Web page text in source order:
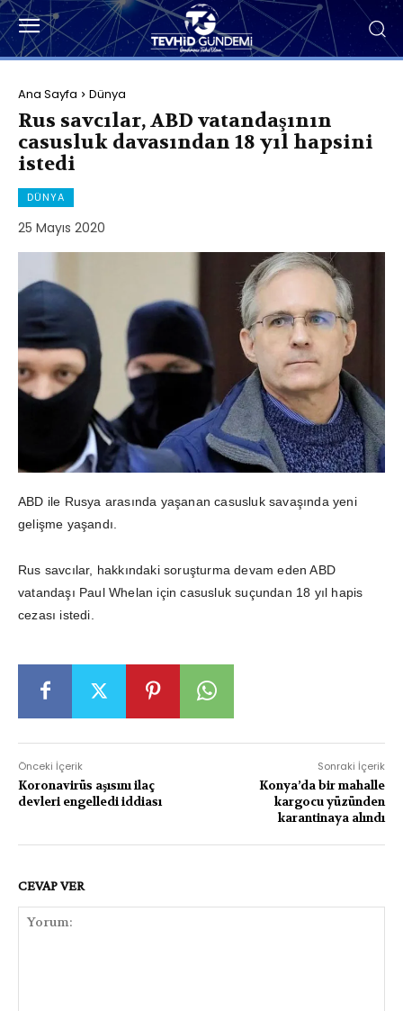
Ana Sayfa Dünya
Rus savcılar, ABD vatandaşının
casusluk davasından 18 yıl hapsini
istedi
DÜNYA
25 Mayıs 2020
ABD ile Rusya arasında yaşanan casusluk savaşında yeni
gelişme yaşandı.
Rus savcılar, hakkındaki soruşturma devam eden ABD
vatandaşı Paul Whelan için casusluk suçundan 18 yıl hapis
cezası istedi.
Önceki İçerik
Koronavirüs aşısını ilaç
devleri engelledi iddiası
Sonraki İçerik
Konya’da bir mahalle
kargocu yüzünden
karantinaya alındı
CEVAP VER